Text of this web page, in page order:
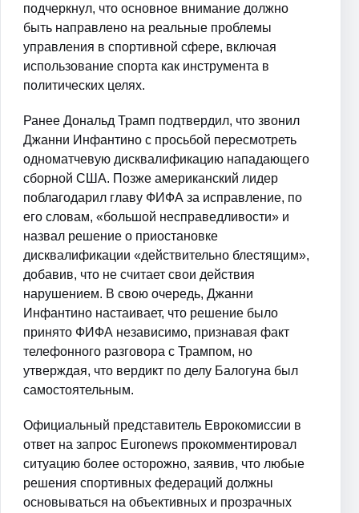
подчеркнул, что основное внимание должно
быть направлено на реальные проблемы
управления в спортивной сфере, включая
использование спорта как инструмента в
политических целях.
Ранее Дональд Трамп подтвердил, что звонил
Джанни Инфантино с просьбой пересмотреть
одноматчевую дисквалификацию нападающего
сборной США. Позже американский лидер
поблагодарил главу ФИФА за исправление, по
его словам, «большой несправедливости» и
назвал решение о приостановке
дисквалификации «действительно блестящим»,
добавив, что не считает свои действия
нарушением. В свою очередь, Джанни
Инфантино настаивает, что решение было
принято ФИФА независимо, признавая факт
телефонного разговора с Трампом, но
утверждая, что вердикт по делу Балогуна был
самостоятельным.
Официальный представитель Еврокомиссии в
ответ на запрос Euronews прокомментировал
ситуацию более осторожно, заявив, что любые
решения спортивных федераций должны
основываться на объективных и прозрачных